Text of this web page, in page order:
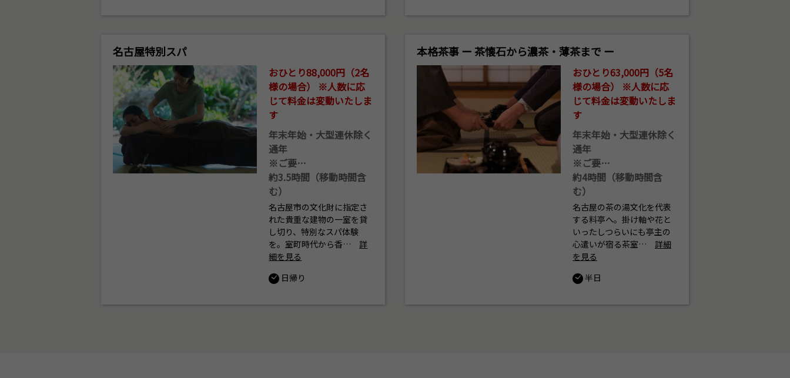
名古屋特別スパ
おひとり88,000円（2名
様の場合） ※人数に応
じて料金は変動いたしま
す
年末年始・大型連休除く
通年
※ご要…
約3.5時間（移動時間含
む）
名古屋市の文化財に指定さ
れた貴重な建物の一室を貸
し切り、特別なスパ体験
を。室町時代から香…
詳
細を見る
日帰り
本格茶事 ー 茶懐石から濃茶・薄茶まで ー
おひとり63,000円（5名
様の場合） ※人数に応
じて料金は変動いたしま
す
年末年始・大型連休除く
通年
※ご要…
約4時間（移動時間含
む）
名古屋の茶の湯文化を代表
する料亭へ。掛け軸や花と
いったしつらいにも亭主の
心遣いが宿る茶室…
詳細
を見る
半日